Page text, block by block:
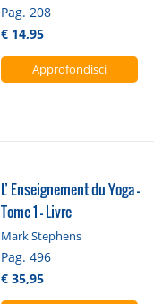
Pag. 208
€ 14,95
Approfondisci
L’ Enseignement du Yoga -
Tome 1 - Livre
Mark Stephens
Pag. 496
€ 35,95